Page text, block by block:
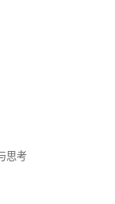
思考